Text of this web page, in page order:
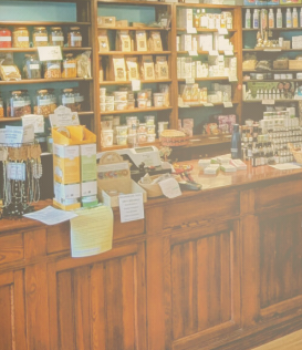
La natura ti
propone
i suoi rimedi